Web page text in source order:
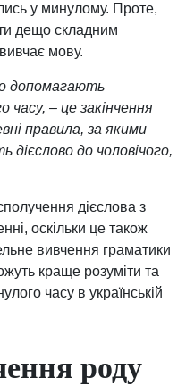
у минулому. Проте,
дещо складним
мову.
допомагають
часу, – це закінчення
правила, за якими
до чоловічого,
дієслова з
оскільки це також
вивчення граматики
краще розуміти та
часу в українській
роду